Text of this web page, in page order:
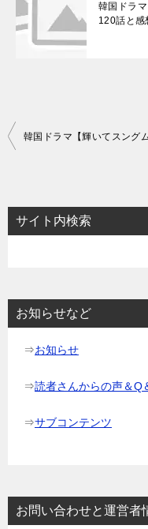
韓国ドラ
120話と感
投
ビ
ゲ
ョ
サイト内検索
お知らせなど
⇒お知らせ
⇒読者さんからの声＆Q
⇒サブコンテンツ
お問い合わせと運営者